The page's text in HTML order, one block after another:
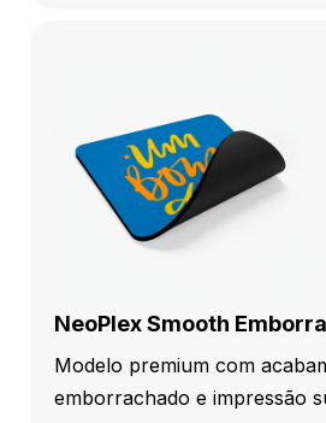
NeoPlex Smooth
Modelo premium com
emborrachado e impressão